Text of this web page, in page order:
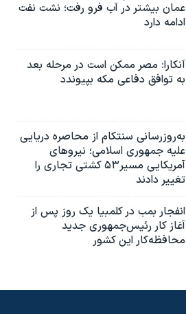
عمان بیشتر در آب فرو رفت؛ نشت نفت
ادامه دارد
آنکارا: مصر ممکن است در مرحله بعد
به توافق دفاعی مکه بپیوندد
به‌روزرسانی سنتکام از محاصره دریایی
علیه جمهوری اسلامی؛ نیروهای
آمریکایی مسیر۵۳ کشتی تجاری را
تغییر دادند
انفجار بمب‌‌ در کلمبیا یک روز پس از
آغاز کار رئیس‌جمهوری جدید
محافظه‌کار این کشور